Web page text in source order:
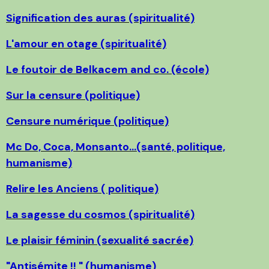
Signification des auras (spiritualité)
L'amour en otage (spiritualité)
Le foutoir de Belkacem and co. (école)
Sur la censure (politique)
Censure numérique (politique)
Mc Do, Coca, Monsanto...(santé, politique,
humanisme)
Relire les Anciens ( politique)
La sagesse du cosmos (spiritualité)
Le plaisir féminin (sexualité sacrée)
"Antisémite !! " (humanisme)